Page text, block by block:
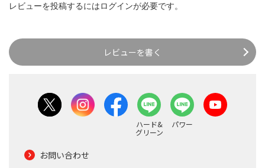
レビューを投稿するにはログインが必要です。
レビューを書く
ハード&
グリーン
パワー
お問い合わせ